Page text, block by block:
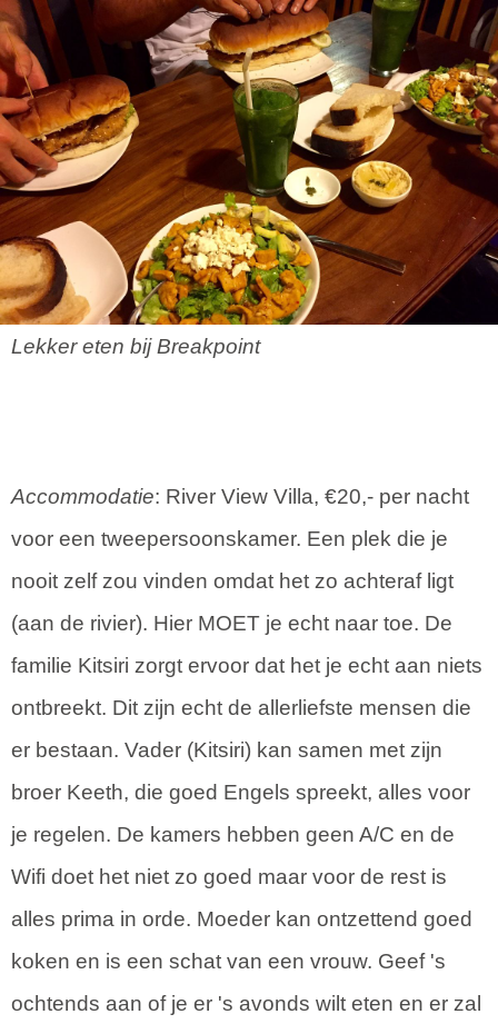
Lekker eten bij Breakpoint
Accommodatie: River View Villa, €20,- per nacht
voor een tweepersoonskamer. Een plek die je
nooit zelf zou vinden omdat het zo achteraf ligt
(aan de rivier). Hier MOET je echt naar toe. De
familie Kitsiri zorgt ervoor dat het je echt aan niets
ontbreekt. Dit zijn echt de allerliefste mensen die
er bestaan. Vader (Kitsiri) kan samen met zijn
broer Keeth, die goed Engels spreekt, alles voor
je regelen. De kamers hebben geen A/C en de
Wifi doet het niet zo goed maar voor de rest is
alles prima in orde. Moeder kan ontzettend goed
koken en is een schat van een vrouw. Geef 's
ochtends aan of je er 's avonds wilt eten en er zal